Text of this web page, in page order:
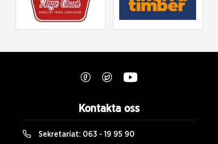
Kontakta oss
Sekretariat: 063 - 19 95 90